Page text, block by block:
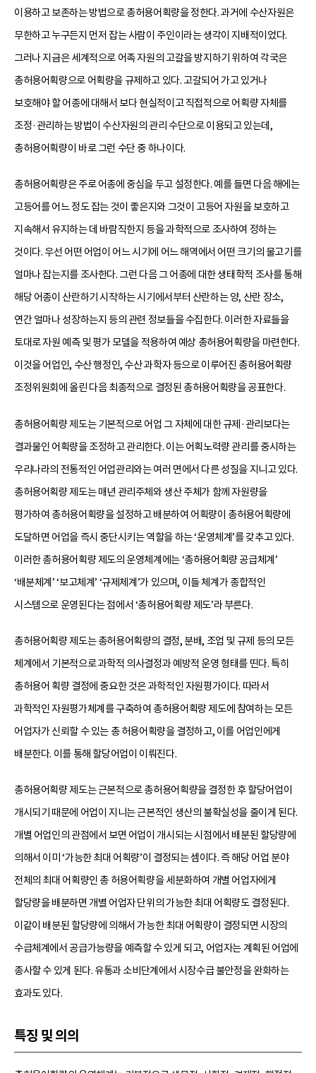
이용하고 보존하는 방법으로 총허용어획량을 정한다. 과거에 수산자원은
무한하고 누구든지 먼저 잡는 사람이 주인이라는 생각이 지배적이었다.
그러나 지금은 세계적으로 어족 자원의 고갈을 방지하기 위하여 각국은
총허용어획량으로 어획량을 규제하고 있다. 고갈되어 가고 있거나
보호해야 할 어종에 대해서 보다 현실적이고 직접적으로 어획량 자체를
조정·관리하는 방법이 수산자원의 관리 수단으로 이용되고 있는데,
총허용어획량이 바로 그런 수단 중 하나이다.
총허용어획량은 주로 어종에 중심을 두고 설정한다. 예를 들면 다음 해에는
고등어를 어느 정도 잡는 것이 좋은지와 그것이 고등어 자원을 보호하고
지속해서 유지하는 데 바람직한지 등을 과학적으로 조사하여 정하는
것이다. 우선 어떤 어업이 어느 시기에 어느 해역에서 어떤 크기의 물고기를
얼마나 잡는지를 조사한다. 그런 다음 그 어종에 대한 생태학적 조사를 통해
해당 어종이 산란하기 시작하는 시기에서부터 산란하는 양, 산란 장소,
연간 얼마나 성장하는지 등의 관련 정보들을 수집한다. 이러한 자료들을
토대로 자원 예측 및 평가 모델을 적용하여 예상 총허용어획량을 마련한다.
이것을 어업인, 수산 행정인, 수산 과학자 등으로 이루어진 총허용어획량
조정위원회에 올린 다음 최종적으로 결정된 총허용어획량을 공표한다.
총허용어획량 제도는 기본적으로 어업 그 자체에 대한 규제·관리보다는
결과물인 어획량을 조정하고 관리한다. 이는 어획노력량 관리를 중시하는
우리나라의 전통적인 어업관리와는 여러 면에서 다른 성질을 지니고 있다.
총허용어획량 제도는 매년 관리주체와 생산 주체가 함께 자원량을
평가하여 총허용어획량을 설정하고 배분하여 어획량이 총허용어획량에
도달하면 어업을 즉시 중단시키는 역할을 하는 ‘운영체계’를 갖추고 있다.
이러한 총허용어획량 제도의 운영체계에는 ‘총허용어획량 공급체계’
‘배분체계’ ‘보고체계’ ‘규제체계’가 있으며, 이들 체계가 종합적인
시스템으로 운영된다는 점에서 ‘총허용어획량 제도’라 부른다.
총허용어획량 제도는 총허용어획량의 결정, 분배, 조업 및 규제 등의 모든
체계에서 기본적으로 과학적 의사결정과 예방적 운영 형태를 띤다. 특히
총허용어 획량 결정에 중요한 것은 과학적인 자원평가이다. 따라서
과학적인 자원평가체계를 구축하여 총허용어획량 제도에 참여하는 모든
어업자가 신뢰할 수 있는 총 허용어획량을 결정하고, 이를 어업인에게
배분한다. 이를 통해 할당어업이 이뤄진다.
총허용어획량 제도는 근본적으로 총허용어획량을 결정한 후 할당어업이
개시되기 때문에 어업이 지니는 근본적인 생산의 불확실성을 줄이게 된다.
개별 어업인의 관점에서 보면 어업이 개시되는 시점에서 배분된 할당량에
의해서 이미 ‘가능한 최대 어획량’이 결정되는 셈이다. 즉 해당 어업 분야
전체의 최대 어획량인 총 허용어획량을 세분화하여 개별 어업자에게
할당량을 배분하면 개별 어업자 단위의 가능한 최대 어획량도 결정된다.
이같이 배분된 할당량에 의해서 가능한 최대 어획량이 결정되면 시장의
수급체계에서 공급가능량을 예측할 수 있게 되고, 어업자는 계획된 어업에
종사할 수 있게 된다. 유통과 소비단계에서 시장수급 불안정을 완화하는
효과도 있다.
특징 및 의의